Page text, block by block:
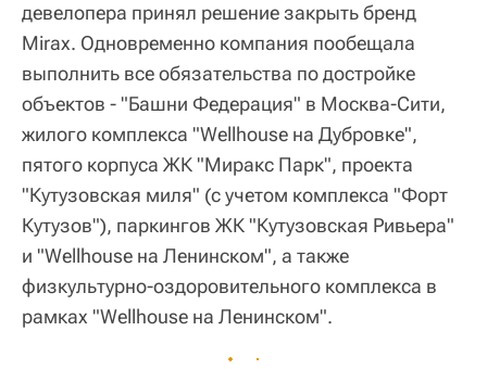
девелопера принял решение закрыть бренд
Mirax. Одновременно компания пообещала
выполнить все обязательства по достройке
объектов - "Башни Федерация" в Москва-Сити,
жилого комплекса "Wellhouse на Дубровке",
пятого корпуса ЖК "Миракс Парк", проекта
"Кутузовская миля" (с учетом комплекса "Форт
Кутузов"), паркингов ЖК "Кутузовская Ривьера"
и "Wellhouse на Ленинском", а также
физкультурно-оздоровительного комплекса в
рамках "Wellhouse на Ленинском".